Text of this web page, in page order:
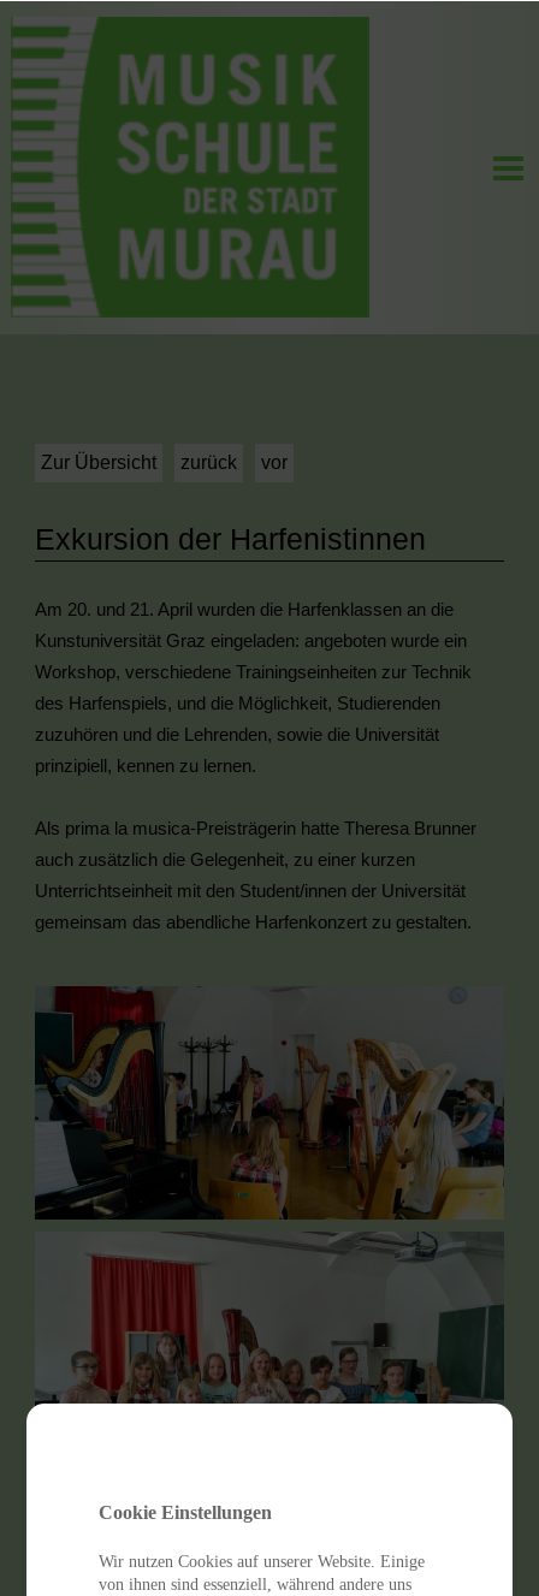
Zur Übersicht zurück vor
Exkursion der Harfenistinnen
Am 20. und 21. April wurden die Harfenklassen an die
Kunstuniversität Graz eingeladen: angeboten wurde ein
Workshop, verschiedene Trainingseinheiten zur Technik
des Harfenspiels, und die Möglichkeit, Studierenden
zuzuhören und die Lehrenden, sowie die Universität
prinzipiell, kennen zu lernen.
Als prima la musica-Preisträgerin hatte Theresa Brunner
auch zusätzlich die Gelegenheit, zu einer kurzen
Unterrichtseinheit mit den Student/innen der Universität
gemeinsam das abendliche Harfenkonzert zu gestalten.
Cookie Einstellungen
Wir nutzen Cookies auf unserer Website. Einige
von ihnen sind essenziell, während andere uns